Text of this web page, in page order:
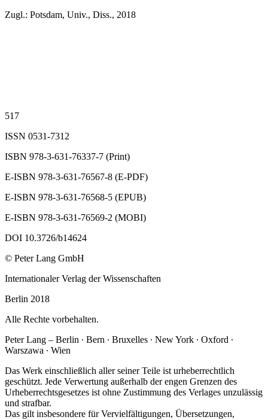
Zugl.: Potsdam, Univ., Diss., 2018
517
ISSN 0531‐7312
ISBN 978‐3‐631‐76337‐7 (Print)
E‐ISBN 978‐3‐631‐76567‐8 (E‐PDF)
E‐ISBN 978‐3‐631‐76568‐5 (EPUB)
E‐ISBN 978‐3‐631‐76569‐2 (MOBI)
DOI 10.3726/b14624
© Peter Lang GmbH
Internationaler Verlag der Wissenschaften
Berlin 2018
Alle Rechte vorbehalten.
Peter Lang – Berlin ∙ Bern ∙ Bruxelles ∙ New York ∙ Oxford ∙
Warszawa ∙ Wien
Das Werk einschließlich aller seiner Teile ist urheberrechtlich
geschützt. Jede Verwertung außerhalb der engen Grenzen des
Urheberrechtsgesetzes ist ohne Zustimmung des Verlages unzulässig
und strafbar.
Das gilt insbesondere für Vervielfältigungen, Übersetzungen,